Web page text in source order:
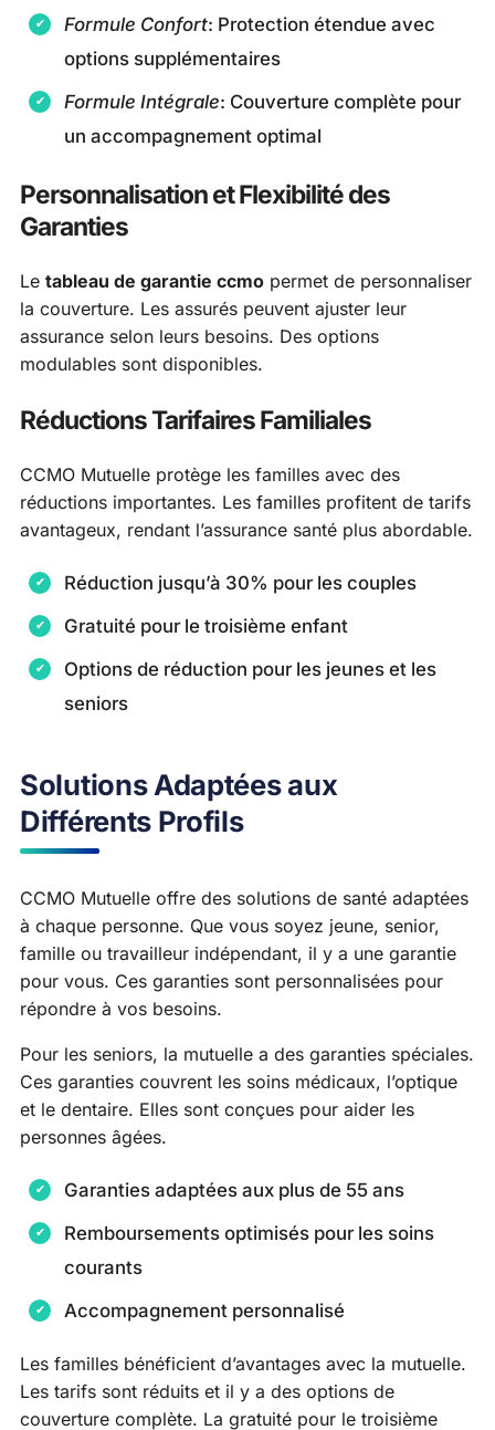
Formule Confort: Protection étendue avec
options supplémentaires
Formule Intégrale: Couverture complète pour
un accompagnement optimal
Personnalisation et Flexibilité des
Garanties
Le tableau de garantie ccmo permet de personnaliser
la couverture. Les assurés peuvent ajuster leur
assurance selon leurs besoins. Des options
modulables sont disponibles.
Réductions Tarifaires Familiales
CCMO Mutuelle protège les familles avec des
réductions importantes. Les familles profitent de tarifs
avantageux, rendant l’assurance santé plus abordable.
Réduction jusqu’à 30% pour les couples
Gratuité pour le troisième enfant
Options de réduction pour les jeunes et les
seniors
Solutions Adaptées aux
Différents Profils
CCMO Mutuelle offre des solutions de santé adaptées
à chaque personne. Que vous soyez jeune, senior,
famille ou travailleur indépendant, il y a une garantie
pour vous. Ces garanties sont personnalisées pour
répondre à vos besoins.
Pour les seniors, la mutuelle a des garanties spéciales.
Ces garanties couvrent les soins médicaux, l’optique
et le dentaire. Elles sont conçues pour aider les
personnes âgées.
Garanties adaptées aux plus de 55 ans
Remboursements optimisés pour les soins
courants
Accompagnement personnalisé
Les familles bénéficient d’avantages avec la mutuelle.
Les tarifs sont réduits et il y a des options de
couverture complète. La gratuité pour le troisième